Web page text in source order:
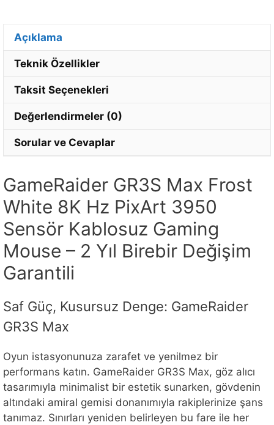
Açıklama
Teknik Özellikler
Taksit Seçenekleri
Değerlendirmeler (0)
Sorular ve Cevaplar
GameRaider GR3S Max Frost
White 8K Hz PixArt 3950
Sensör Kablosuz Gaming
Mouse – 2 Yıl Birebir Değişim
Garantili
Saf Güç, Kusursuz Denge: GameRaider
GR3S Max
Oyun istasyonunuza zarafet ve yenilmez bir
performans katın. GameRaider GR3S Max, göz alıcı
tasarımıyla minimalist bir estetik sunarken, gövdenin
altındaki amiral gemisi donanımıyla rakiplerinize şans
tanımaz. Sınırları yeniden belirleyen bu fare ile her